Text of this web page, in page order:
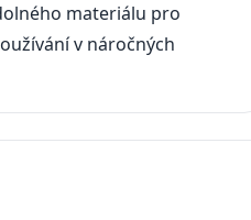
materiálu pro
v náročných